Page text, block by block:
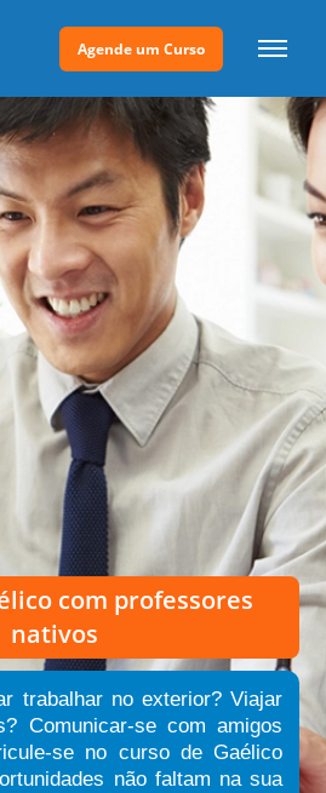
Agende um Curso
com professores
nativos
trabalhar no exterior? Viajar
Comunicar-se com amigos
se no curso de Gaélico
não faltam na sua